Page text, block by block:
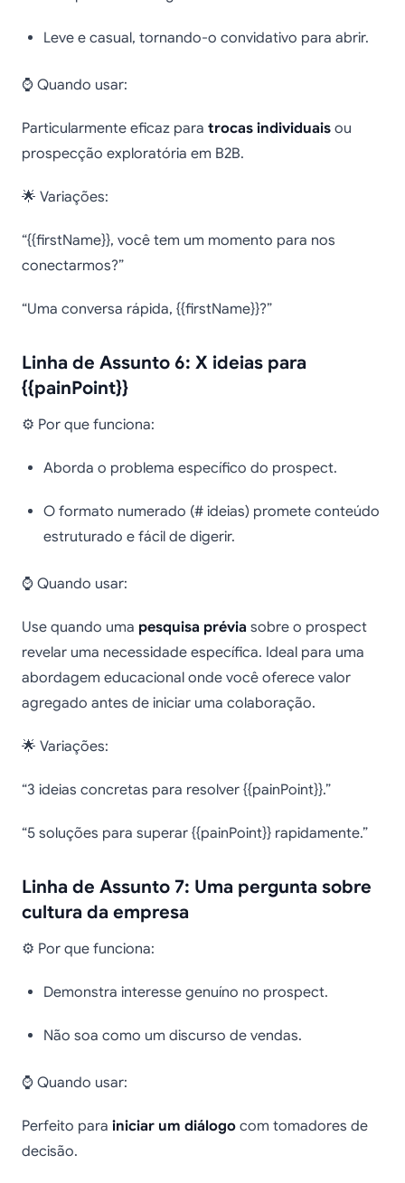
Leve e casual, tornando-o convidativo para abrir.
⌚ Quando usar:
Particularmente eficaz para trocas individuais ou
prospecção exploratória em B2B.
🌟 Variações:
“{{firstName}}, você tem um momento para nos
conectarmos?”
“Uma conversa rápida, {{firstName}}?”
Linha de Assunto 6: X ideias para
{{painPoint}}
⚙️ Por que funciona:
Aborda o problema específico do prospect.
O formato numerado (# ideias) promete conteúdo
estruturado e fácil de digerir.
⌚ Quando usar:
Use quando uma pesquisa prévia sobre o prospect
revelar uma necessidade específica. Ideal para uma
abordagem educacional onde você oferece valor
agregado antes de iniciar uma colaboração.
🌟 Variações:
“3 ideias concretas para resolver {{painPoint}}.”
“5 soluções para superar {{painPoint}} rapidamente.”
Linha de Assunto 7: Uma pergunta sobre
cultura da empresa
⚙️ Por que funciona:
Demonstra interesse genuíno no prospect.
Não soa como um discurso de vendas.
⌚ Quando usar:
Perfeito para iniciar um diálogo com tomadores de
decisão.